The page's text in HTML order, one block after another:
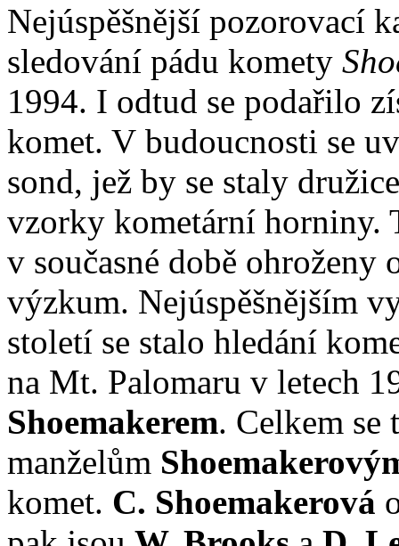
Nejúspěšnější pozorovací
sledování pádu komety
1994. I odtud se podařilo
komet. V budoucnosti se
sond, jež by se staly
vzorky kometární horniny.
v současné době
výzkum. Nejúspěšnějším
století se stalo hledání
na Mt. Palomaru v letech
Shoemakerem. Celkem se
manželům
komet. C. Shoemakerová